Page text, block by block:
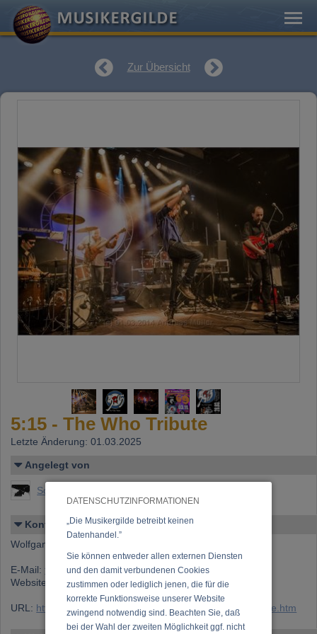
DATENSCHUTZINFORMATIONEN
„Die Musikergilde betreibt keinen
Datenhandel.”
Sie können entweder allen externen Diensten
und den damit verbundenen Cookies
zustimmen oder lediglich jenen, die für die
korrekte Funktionsweise unserer Website
zwingend notwendig sind. Beachten Sie, daß
bei der Wahl der zweiten Möglichkeit ggf. nicht
Zur Übersicht
5:15 - The Who Tribute
Letzte Änderung: 01.03.2025
Angelegt von
Schlegl-Tiefenbacher, Wolfgang
Kontakt
Wolfgang Schlegl-Tiefenbacher
E-Mail:fivefifteen@chello.at
Website:
https://www.facebook.com/515TheWhoTribute/
URL: https://www.musikergilde.at/ensemble/TheWhoTribute.htm